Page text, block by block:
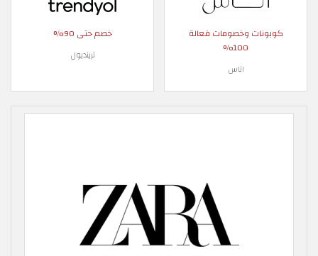
كوبونات وخصومات فعالة
100%
اناس
خصم حتى 90%
ترينديول